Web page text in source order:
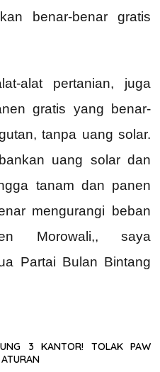
benar-benar gratis
alat pertanian, juga
gratis yang benar-
tanpa uang solar.
uang solar dan
tanam dan panen
mengurangi beban
Morowali,, saya
Partai Bulan Bintang
3 KANTOR! TOLAK PAW